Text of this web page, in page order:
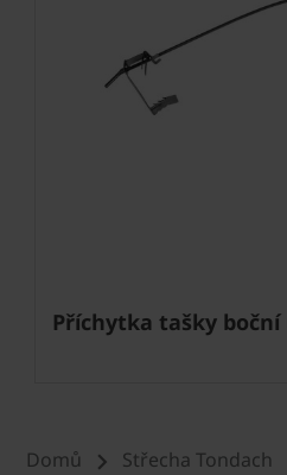
Příchytka tašky
Domů Střecha Tondach